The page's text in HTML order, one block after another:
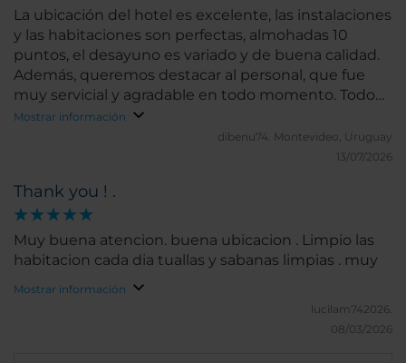
así como la tasa de Turista que no está incluida en
ninguna de las promociones que se contrate.
Agradecemos la atención recibida en nuestra
reciente estadía.
La ubicación del hotel es excelente, las instalaciones
y las habitaciones son perfectas, almohadas 10
puntos, el desayuno es variado y de buena calidad.
Además, queremos destacar al personal, que fue
muy servicial y agradable en todo momento. Todo
salió muy bien y superó nuestras expectativas. Sin
Mostrar información
dibenu74. Montevideo, Uruguay
13/07/2026
Thank you ! .
Muy buena atencion. buena ubicacion . Limpio las
habitacion cada dia tuallas y sabanas limpias . muy
Mostrar información
lucilam742026.
08/03/2026